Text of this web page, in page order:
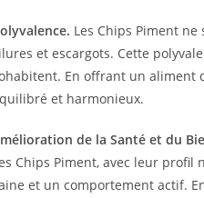
Les Chips Piment
et escargots. Cette
En offrant un aliment
et harmonieux.
de la Santé et du
Chips Piment, avec leur
et un comportement actif.